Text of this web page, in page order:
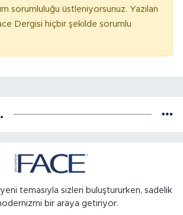
sorumluluğu üstleniyorsunuz. Yazılan
Dergisi hiçbir şekilde sorumlu
temasıyla sizleri buluştururken, sadelik
bir araya getiriyor.